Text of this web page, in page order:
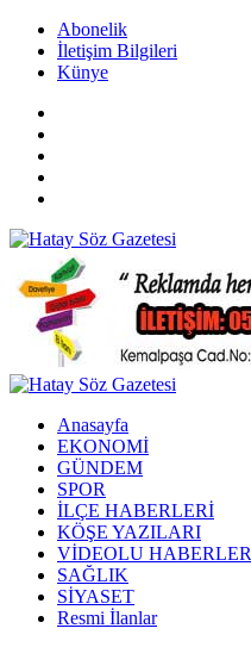
Abonelik
İletişim Bilgileri
Künye
Anasayfa
EKONOMİ
GÜNDEM
SPOR
İLÇE HABERLERİ
KÖŞE YAZILARI
VİDEOLU HABERLER
SAĞLIK
SİYASET
Resmi İlanlar